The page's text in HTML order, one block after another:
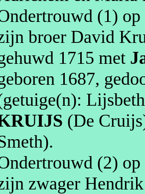
(1) op
broer David
1715 met
1687,
Lijsbeth
(De Cruijs
.
(2) op
zwager